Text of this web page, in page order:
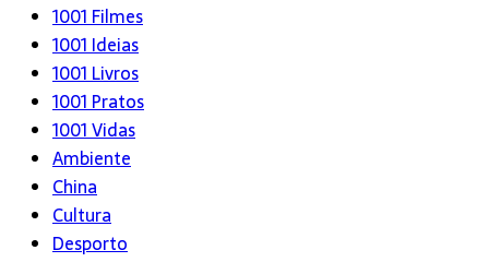
1001 Filmes
1001 Ideias
1001 Livros
1001 Pratos
1001 Vidas
Ambiente
China
Cultura
Desporto